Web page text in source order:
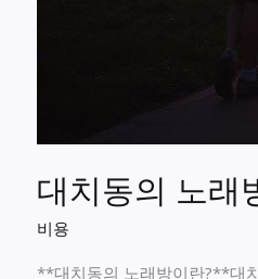
대치동의 노래
비용
**대치동의 노래방이란?**대